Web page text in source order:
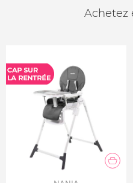
Achetez